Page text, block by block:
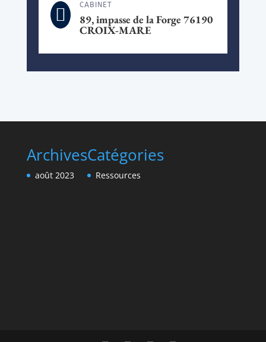
 CABINET
89, impasse de la Forge 76190
CROIX-MARE
Archives
août 2023
Catégories
Ressources